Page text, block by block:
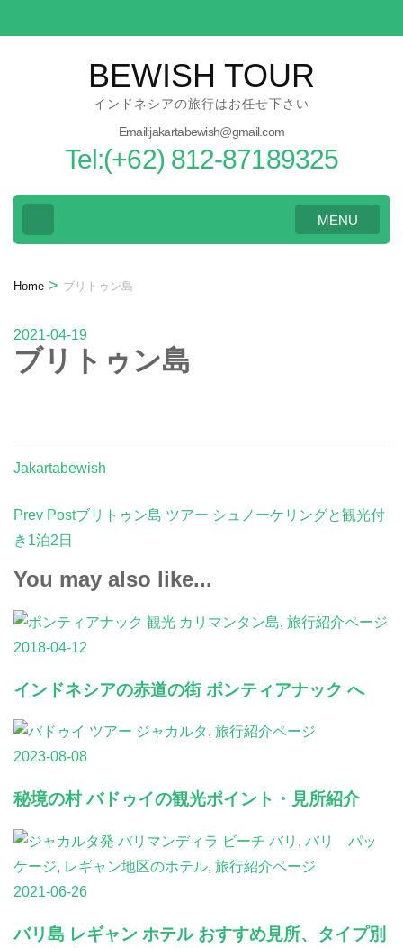
to
BEWISH TOUR
インドネシアの旅行はお任せ下さい
Email:jakartabewish@gmail.com
Tel:(+62) 812-87189325
MENU
Home > ブリトゥン島
2021-04-19
ブリトゥン島
Jakartabewish
Post
Navigation
Prev Postブリトゥン島 ツアー シュノーケリングと観光付
き1泊2日
You may also like...
カリマンタン島, 旅行紹介ページ
2018-04-12
インドネシアの赤道の街 ポンティアナック へ
ジャカルタ, 旅行紹介ページ
2023-08-08
秘境の村 バドゥイの観光ポイント・見所紹介
バリ , バリ パッ
ケージ, レギャン地区のホテル, 旅行紹介ページ
2021-06-26
バリ島 レギャン ホテル おすすめ見所、タイプ別